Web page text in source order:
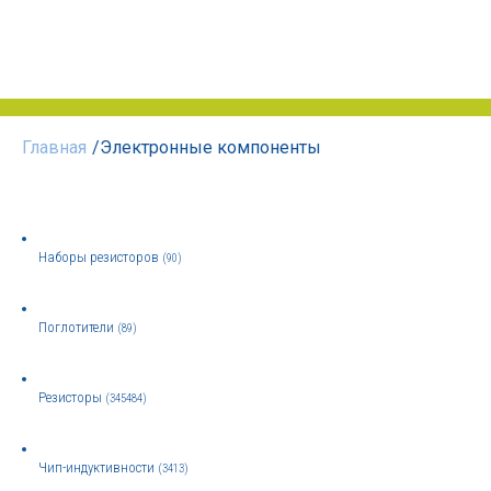
Главная /Электронные компоненты
Наборы резисторов (90)
Поглотители (89)
Резисторы (345484)
Чип-индуктивности (3413)